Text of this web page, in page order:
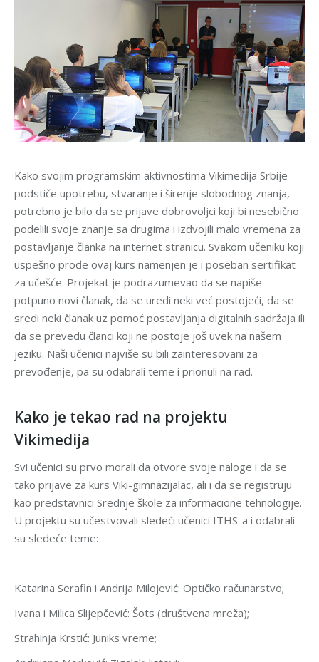
Kako svojim programskim aktivnostima Vikimedija Srbije
podstiče upotrebu, stvaranje i širenje slobodnog znanja,
potrebno je bilo da se prijave dobrovoljci koji bi nesebično
podelili svoje znanje sa drugima i izdvojili malo vremena za
postavljanje članka na internet stranicu. Svakom učeniku koji
uspešno prođe ovaj kurs namenjen je i poseban sertifikat
za učešće. Projekat je podrazumevao da se napiše
potpuno novi članak, da se uredi neki već postojeći, da se
sredi neki članak uz pomoć postavljanja digitalnih sadržaja ili
da se prevedu članci koji ne postoje još uvek na našem
jeziku. Naši učenici najviše su bili zainteresovani za
prevođenje, pa su odabrali teme i prionuli na rad.
Kako je tekao rad na projektu
Vikimedija
Svi učenici su prvo morali da otvore svoje naloge i da se
tako prijave za kurs Viki-gimnazijalac, ali i da se registruju
kao predstavnici Srednje škole za informacione tehnologije.
U projektu su učestvovali sledeći učenici ITHS-a i odabrali
su sledeće teme:
Katarina Serafin i Andrija Milojević: Optičko računarstvo;
Ivana i Milica Slijepčević: Šots (društvena mreža);
Strahinja Krstić: Juniks vreme;